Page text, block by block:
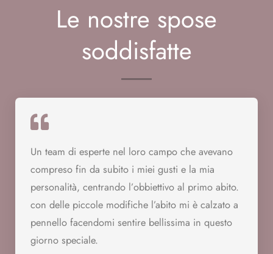
Le nostre spose
soddisfatte
Un team di esperte nel loro campo che avevano
compreso fin da subito i miei gusti e la mia
personalità, centrando l’obbiettivo al primo abito.
con delle piccole modifiche l’abito mi è calzato a
pennello facendomi sentire bellissima in questo
giorno speciale.